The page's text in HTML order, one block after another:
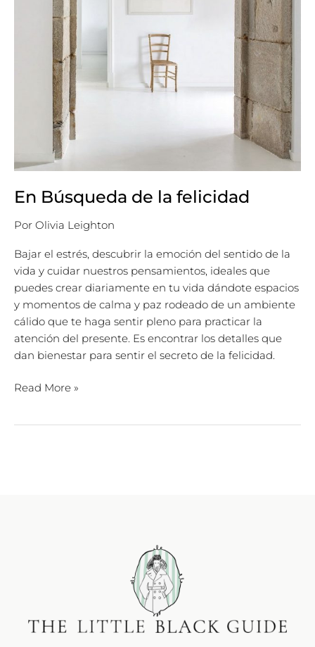
En Búsqueda de la felicidad
Por Olivia Leighton
Bajar el estrés, descubrir la emoción del sentido de la
vida y cuidar nuestros pensamientos, ideales que
puedes crear diariamente en tu vida dándote espacios
y momentos de calma y paz rodeado de un ambiente
cálido que te haga sentir pleno para practicar la
atención del presente. Es encontrar los detalles que
dan bienestar para sentir el secreto de la felicidad.
Read More »